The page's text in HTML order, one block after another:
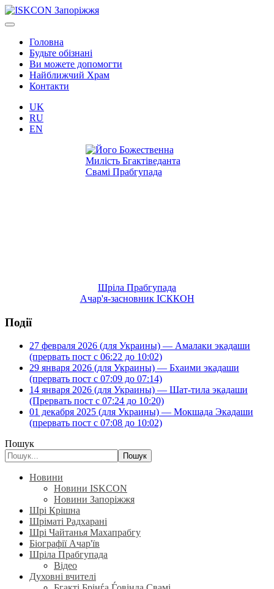
Головна
Будьте обізнані
Ви можете допомогти
Найближчий Храм
Контакти
UK
RU
EN
Шріла Прабгупада
Ачар'я-засновник ІСККОН
Події
27 февраля 2026 (для Украины) — Амалаки экадаши
(прервать пост с 06:22 до 10:02)
29 января 2026 (для Украины) — Бхаими экадаши
(прервать пост с 07:09 до 07:14)
14 января 2026 (для Украины) — Шат-тила экадаши
(Прервать пост с 07:24 до 10:20)
01 декабря 2025 (для Украины) — Мокшада Экадаши
(прервать пост с 07:08 до 10:02)
Пошук
Пошук
Новини
Новини ISKCON
Новини Запоріжжя
Шрі Крішна
Шріматі Радхарані
Шрі Чайтанья Махапрабгу
Біографії Ачар'їв
Шріла Прабгупада
Відео
Духовні вчителі